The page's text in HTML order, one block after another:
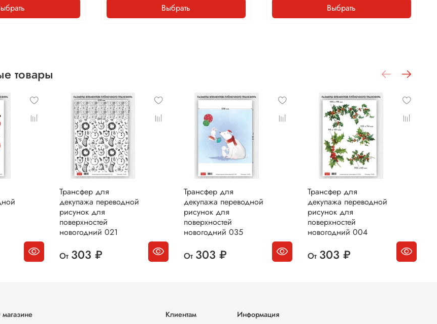
Выбрать Выбрать
товары
Трансфер для
декупажа переводной
рисунок для
поверхностей
новогодний 021
От 303 ₽
Трансфер для
декупажа переводной
рисунок для
поверхностей
новогодний 035
От 303 ₽
Трансфер для
декупажа переводной
рисунок для
поверхностей
новогодний 004
От 303 ₽
Клиентам Информация